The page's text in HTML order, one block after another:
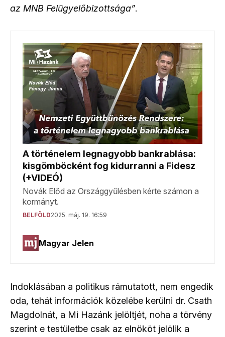
az MNB Felügyelőbizottsága”.
Indoklásában a politikus rámutatott, nem engedik
oda, tehát információk közelébe kerülni dr. Csath
Magdolnát, a Mi Hazánk jelöltjét, noha a törvény
szerint e testületbe csak az elnököt jelölik a